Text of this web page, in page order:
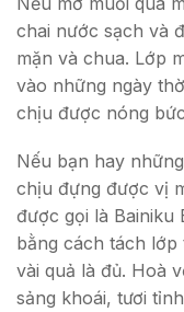
chai nước sạch và
mặn và chua. Lớp
vào những ngày
chịu được nóng
Nếu bạn hay
chịu đựng được vị
được gọi là Bainiku
bằng cách tách lớp
vài quả là đủ. Hoà
sảng khoái, tươi